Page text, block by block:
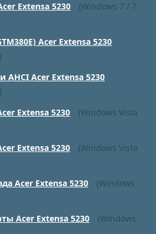
Extensa 5230
(Windows 7 / 7
Acer Extensa 5230
AHCI Acer Extensa 5230
Extensa 5230
(Windows Vista
Extensa 5230
(Windows Vista
Acer Extensa 5230
(Windows
Acer Extensa 5230
(Windows